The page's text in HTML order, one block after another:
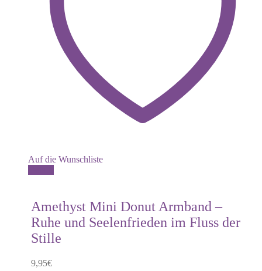
Auf die Wunschliste
mehrere
Varianten
auf.
Die
Optionen
Amethyst Mini Donut Armband –
Ruhe und Seelenfrieden im Fluss der
Stille
9,95€